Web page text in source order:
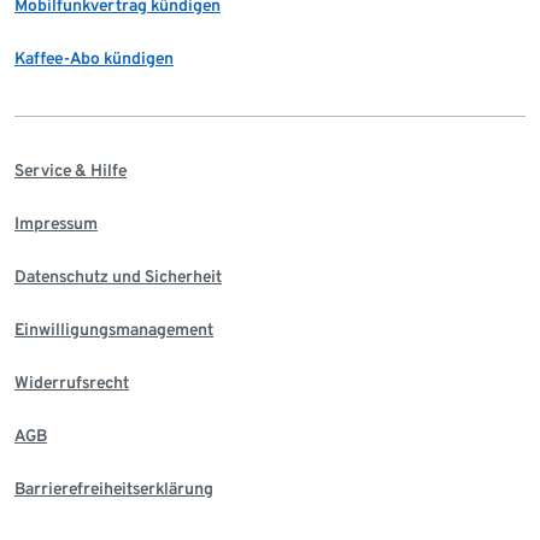
Mobilfunkvertrag kündigen
Kaffee-Abo kündigen
Service & Hilfe
Impressum
Datenschutz und Sicherheit
Einwilligungsmanagement
Widerrufsrecht
AGB
Barrierefreiheitserklärung